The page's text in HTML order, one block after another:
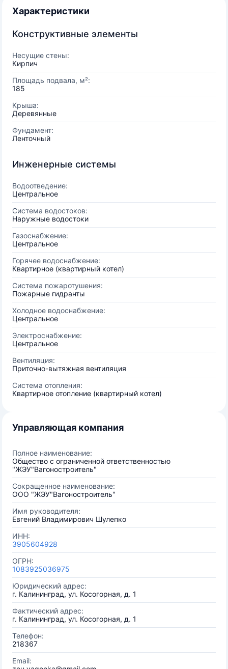
Характеристики
Конструктивные элементы
Несущие стены:
Кирпич
Площадь подвала, м²:
185
Крыша:
Деревянные
Фундамент:
Ленточный
Инженерные системы
Водоотведение:
Центральное
Система водостоков:
Наружные водостоки
Газоснабжение:
Центральное
Горячее водоснабжение:
Квартирное (квартирный котел)
Система пожаротушения:
Пожарные гидранты
Холодное водоснабжение:
Центральное
Электроснабжение:
Центральное
Вентиляция:
Приточно-вытяжная вентиляция
Система отопления:
Квартирное отопление (квартирный котел)
Управляющая компания
Полное наименование:
Общество с ограниченной ответственностью
"ЖЭУ"Вагоностроитель"
Сокращенное наименование:
ООО "ЖЭУ"Вагоностроитель"
Имя руководителя:
Евгений Владимирович Шулепко
ИНН:
3905604928
ОГРН:
1083925036975
Юридический адрес:
г. Калининград, ул. Косогорная, д. 1
Фактический адрес:
г. Калининград, ул. Косогорная, д. 1
Телефон:
218367
Email: